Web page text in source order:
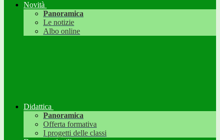
Novità
Panoramica
Le notizie
Albo online
Didattica
Panoramica
Offerta formativa
I progetti delle classi